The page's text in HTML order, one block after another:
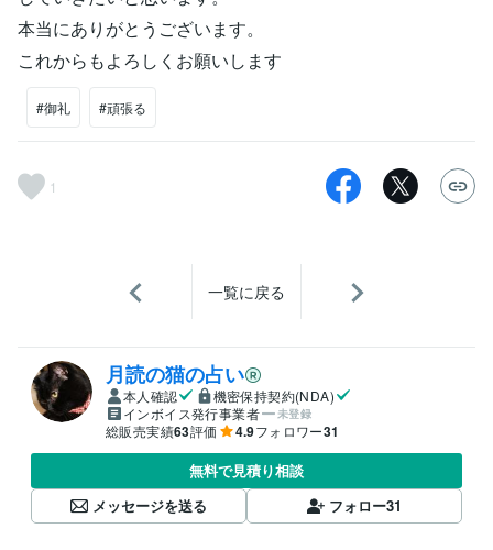
本当にありがとうございます。
これからもよろしくお願いします
#御礼 #頑張る
1
一覧に戻る
月読の猫の占い
本人確認
機密保持契約(NDA)
インボイス発行事業者
未登録
総販売実績63評価 4.9フォロワー31
無料で見積り相談
メッセージを送る
フォロー31